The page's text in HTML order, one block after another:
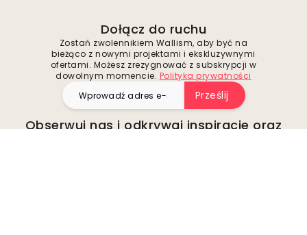
Dołącz do ruchu
Zostań zwolennikiem Wallism, aby być na
bieżąco z nowymi projektami i ekskluzywnymi
ofertami. Możesz zrezygnować z subskrypcji w
dowolnym momencie. Polityka prywatności
Prześlij
Obserwuj nas i odkrywaj inspiracje oraz